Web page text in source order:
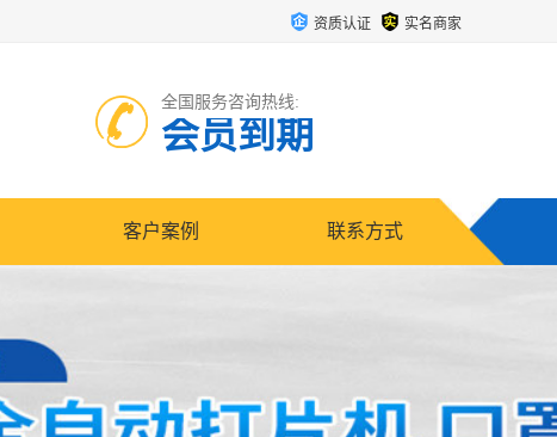
资质认证 实名商家
全国服务咨询热线:
会员到期
客户案例 联系方式